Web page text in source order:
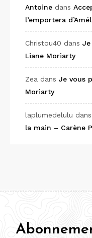
Antoine dans
l’emportera
Christou40 dans
Liane Moriarty
Zea dans Je vous
Moriarty
laplumedelulu dans
la main – Carène